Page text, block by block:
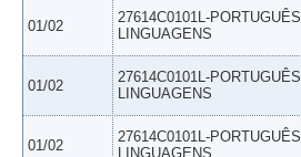
01/02
27614C0101L-PORTUGUÊS
LINGUAGENS
01/02
27614C0101L-PORTUGUÊS
LINGUAGENS
01/02
27614C0101L-PORTUGUÊS
LINGUAGENS